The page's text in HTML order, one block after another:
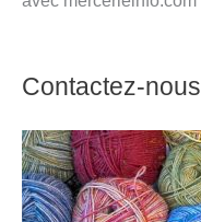
Contactez-nous